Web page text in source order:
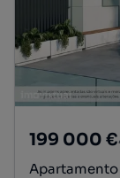
199 000 €
Apartamento